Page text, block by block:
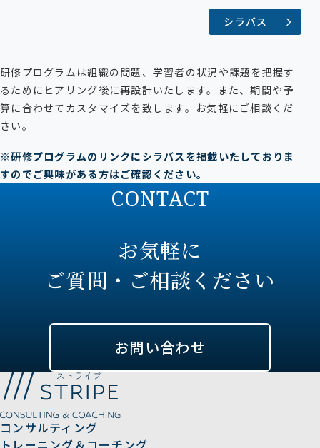
シラバス
研修プログラムは組織の問題、学習者の状況や課題を把握す
るためにヒアリング後に再設計いたします。また、期間や予
算に合わせてカスタマイズを致します。お気軽にご相談くだ
さい。
※研修プログラムのリンクにシラバスを掲載いたしておりま
すのでご興味がある方はご確認ください。
CONTACT
お気軽に
ご質問・ご相談ください
お問い合わせ
コンサルティング